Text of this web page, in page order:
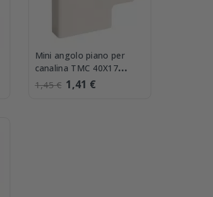
Mini angolo piano per
canalina TMC 40X17
Bocchiotti APM 40x17 W
1,45 € 1,41 €